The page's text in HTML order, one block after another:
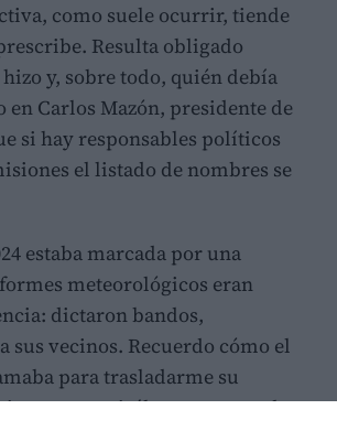
como suele ocurrir, tiende
Resulta obligado
y, sobre todo, quién debía
Carlos Mazón, presidente de
si hay responsables políticos
el listado de nombres se
estaba marcada por una
meteorológicos eran
dictaron bandos,
vecinos. Recuerdo cómo el
para trasladarme su
que organizábamos esa tarde